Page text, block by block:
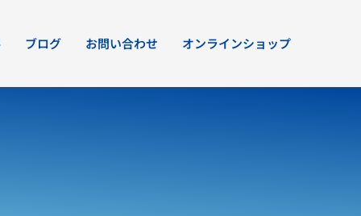
ブログ お問い合わせ オンラインショップ